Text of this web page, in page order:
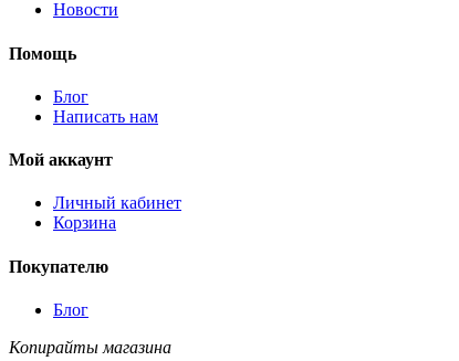
Новости
Помощь
Блог
Написать нам
Мой аккаунт
Личный кабинет
Корзина
Покупателю
Блог
Копирайты магазина